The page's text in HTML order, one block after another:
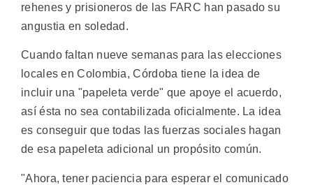
rehenes y prisioneros de las FARC han pasado su
angustia en soledad.
Cuando faltan nueve semanas para las elecciones
locales en Colombia, Córdoba tiene la idea de
incluir una "papeleta verde" que apoye el acuerdo,
así ésta no sea contabilizada oficialmente. La idea
es conseguir que todas las fuerzas sociales hagan
de esa papeleta adicional un propósito común.
"Ahora, tener paciencia para esperar el comunicado